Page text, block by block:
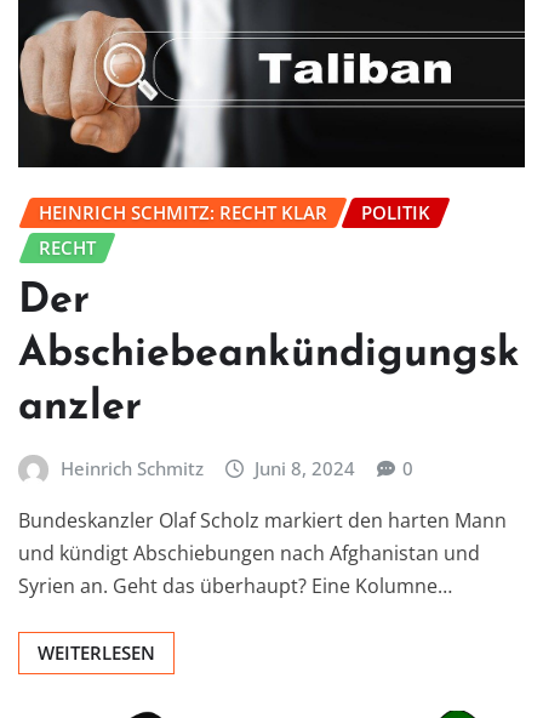
HEINRICH SCHMITZ: RECHT KLAR
POLITIK
RECHT
Der
Abschiebeankündigungsk
anzler
Heinrich Schmitz Juni 8, 2024 0
Bundeskanzler Olaf Scholz markiert den harten Mann
und kündigt Abschiebungen nach Afghanistan und
Syrien an. Geht das überhaupt? Eine Kolumne…
WEITERLESEN